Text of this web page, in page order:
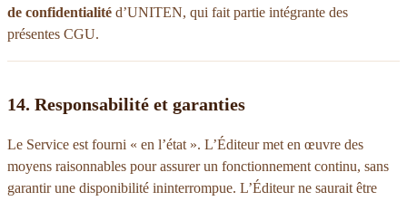
de confidentialité d’UNITEN, qui fait partie intégrante des
présentes CGU.
14. Responsabilité et garanties
Le Service est fourni « en l’état ». L’Éditeur met en œuvre des
moyens raisonnables pour assurer un fonctionnement continu, sans
garantir une disponibilité ininterrompue. L’Éditeur ne saurait être